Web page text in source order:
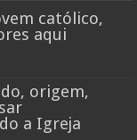
católico,
aqui
origem,
a Igreja